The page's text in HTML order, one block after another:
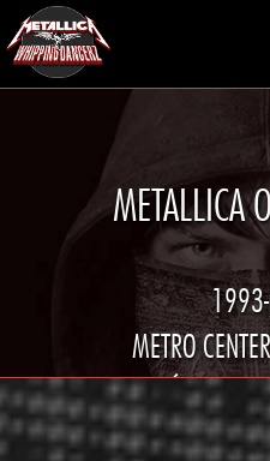
METALLICA
METRO
TOURNÉE